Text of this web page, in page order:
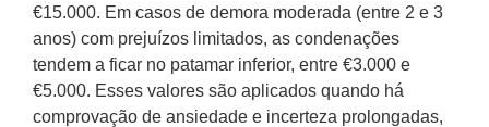
€15.000. Em casos de demora moderada (entre 2 e 3
anos) com prejuízos limitados, as condenações
tendem a ficar no patamar inferior, entre €3.000 e
€5.000. Esses valores são aplicados quando há
comprovação de ansiedade e incerteza prolongadas,